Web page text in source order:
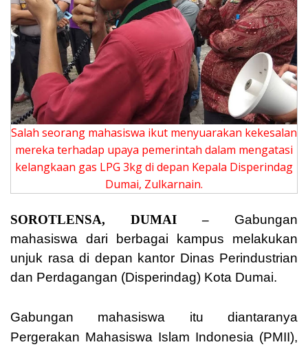
Salah seorang mahasiswa ikut menyuarakan kekesalan
mereka terhadap upaya pemerintah dalam mengatasi
kelangkaan gas LPG 3kg di depan Kepala Disperindag
Dumai, Zulkarnain.
SOROTLENSA, DUMAI – Gabungan
mahasiswa dari berbagai kampus melakukan
unjuk rasa di depan kantor Dinas Perindustrian
dan Perdagangan (Disperindag) Kota Dumai.
Gabungan mahasiswa itu diantaranya
Pergerakan Mahasiswa Islam Indonesia (PMII),